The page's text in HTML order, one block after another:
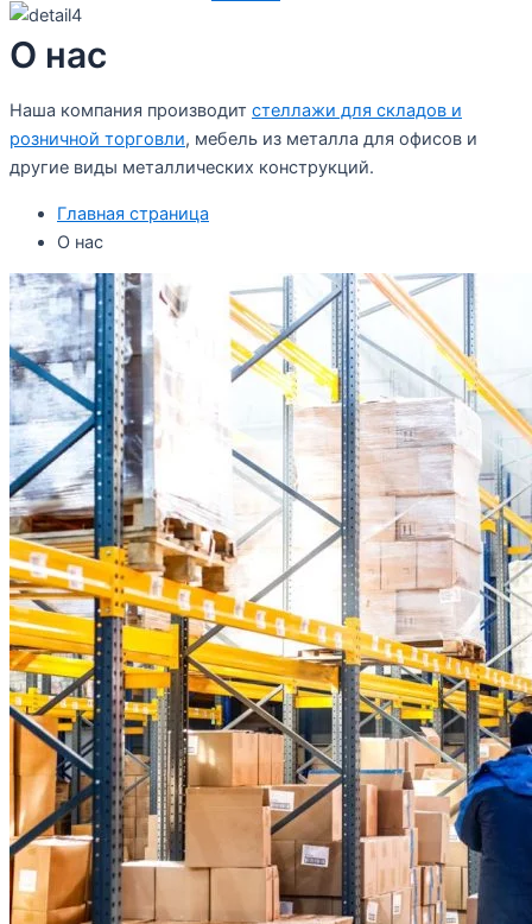
О нас
Наша компания производит стеллажи для складов и
розничной торговли, мебель из металла для офисов и
другие виды металлических конструкций.
Главная страница
О нас